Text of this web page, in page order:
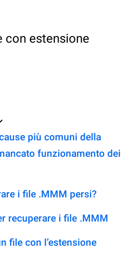
con estensione
più comuni della
funzionamento dei
i file .MMM persi?
recuperare i file .MMM
file con l’estensione